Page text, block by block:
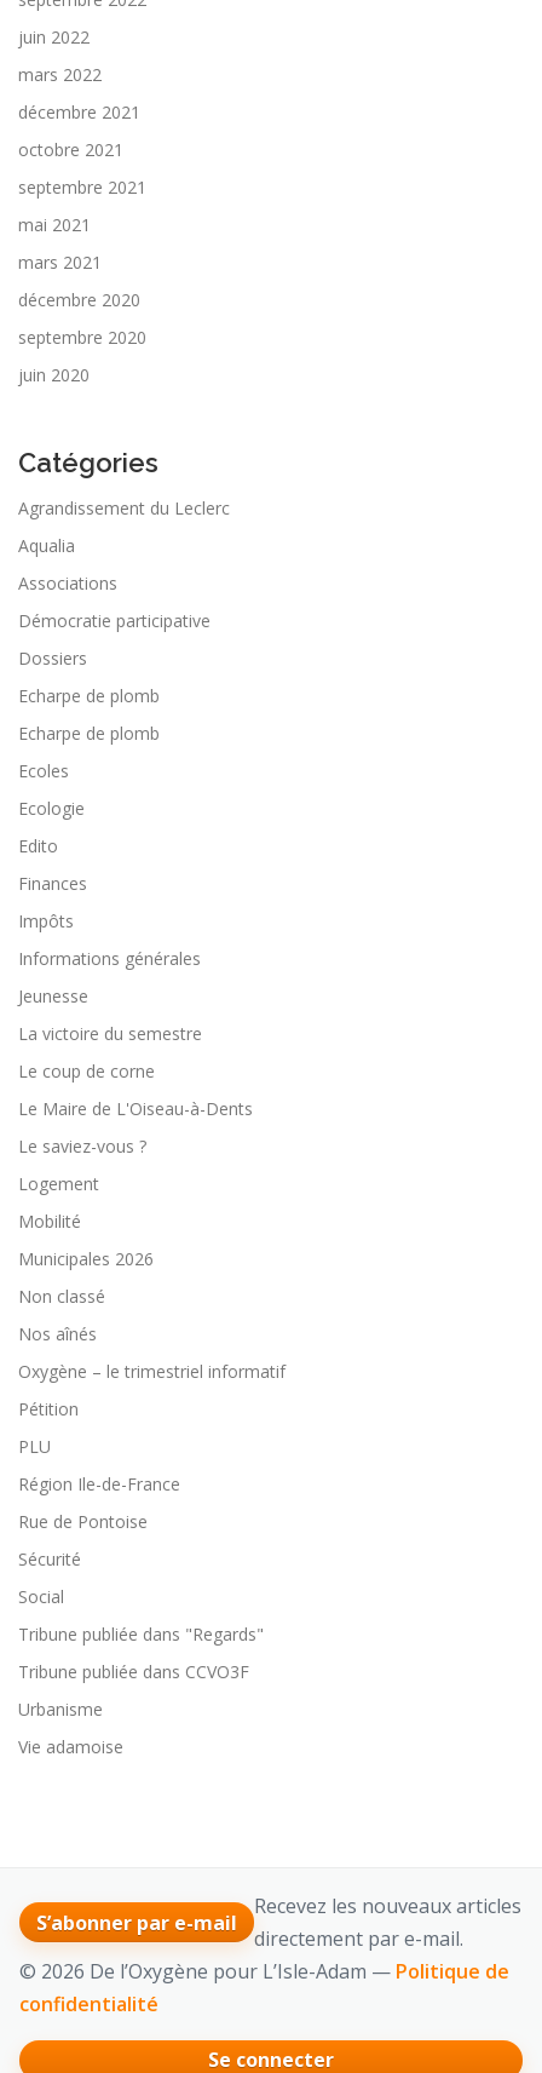
juin 2022
mars 2022
décembre 2021
octobre 2021
septembre 2021
mai 2021
mars 2021
décembre 2020
septembre 2020
juin 2020
Catégories
Agrandissement du Leclerc
Aqualia
Associations
Démocratie participative
Dossiers
Echarpe de plomb
Echarpe de plomb
Ecoles
Ecologie
Edito
Finances
Impôts
Informations générales
Jeunesse
La victoire du semestre
Le coup de corne
Le Maire de L'Oiseau-à-Dents
Le saviez-vous ?
Logement
Mobilité
Municipales 2026
Non classé
Nos aînés
Oxygène – le trimestriel informatif
Pétition
PLU
Région Ile-de-France
Rue de Pontoise
Sécurité
Social
Tribune publiée dans "Regards"
Tribune publiée dans CCVO3F
Urbanisme
Vie adamoise
S’abonner par e-mail
Recevez les nouveaux articles
directement par e-mail.
© 2026 De l’Oxygène pour L’Isle-Adam — Politique de
confidentialité
Se connecter